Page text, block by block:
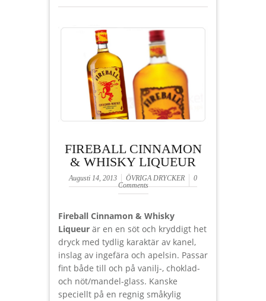
FIREBALL CINNAMON
& WHISKY LIQUEUR
Augusti 14, 2013 ÖVRIGA DRYCKER
0
Comments
Fireball Cinnamon & Whisky
Liqueur är en en söt och kryddigt het
dryck med tydlig karaktär av kanel,
inslag av ingefära och apelsin. Passar
fint både till och på vanilj-, choklad-
och nöt/mandel-glass. Kanske
speciellt på en regnig småkylig